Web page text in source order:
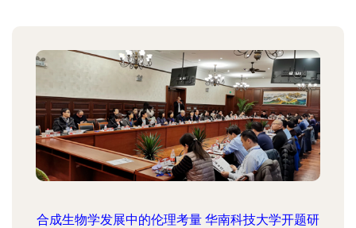
合成生物学发展中的伦理考量 华南科技大学开题研